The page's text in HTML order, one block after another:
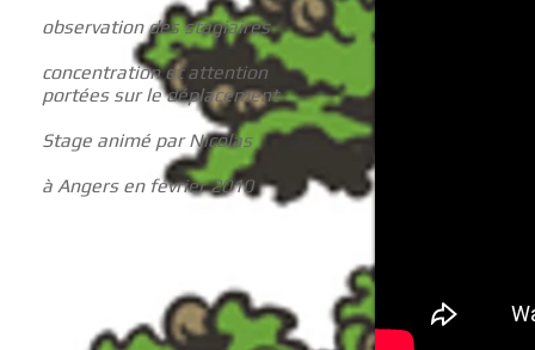
observation des stagiaires
concentration et attention
portées sur le déplacement
Stage animé par Nicolas
à Angers en février 2010